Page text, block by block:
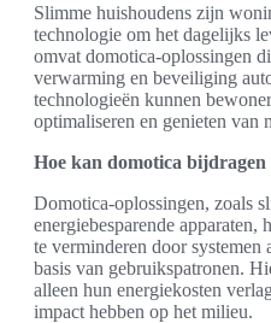
Slimme huishoudens zijn
technologie om het dagelijks
omvat domotica-oplossingen
verwarming en beveiliging
technologieën kunnen
optimaliseren en genieten van
Hoe kan domotica bijdragen
Domotica-oplossingen, zoals
energiebesparende
te verminderen door systemen
basis van gebruikspatronen.
alleen hun energiekosten
impact hebben op het milieu.